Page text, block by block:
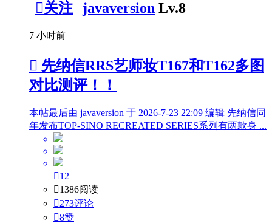
关注 javaversion Lv.8
7 小时前
 先纳信RRS艺师妆T167和T162多图
对比测评！！
本帖最后由 javaversion 于 2026-7-23 22:09 编辑 先纳信同
年发布TOP-SINO RECREATED SERIES系列有两款身 ...
12
1386阅读
273评论
8赞